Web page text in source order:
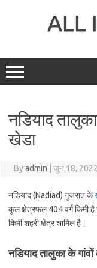
ALL
नडियाद
खेडा
Byadmin जून 18, 2022
नडियाद (Nadiad) गुजरात के
कुल क्षेत्रफल 404 वर्ग किमी है
किमी शहरी क्षेत्र शामिल है।
नडियाद तालुका के